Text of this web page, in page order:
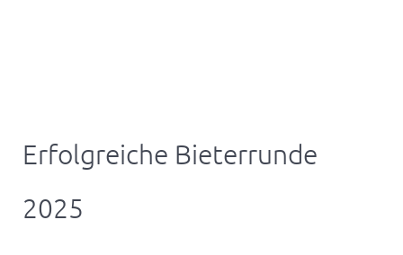
Erfolgreiche Bieterrunde
2025